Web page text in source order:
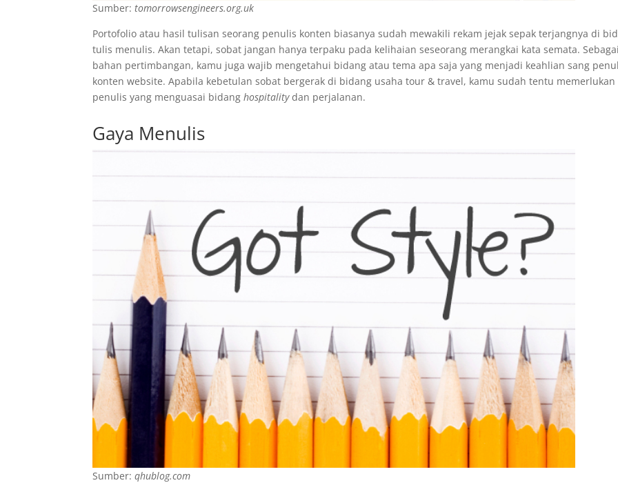
Sumber:tomorrowsengineers.org.uk
Portofolio atau hasil tulisan seorang penulis konten biasanya sudah mewakili rekam jejak sepak terjangnya di
tulis menulis. Akan tetapi, sobat jangan hanya terpaku pada kelihaian seseorang merangkai kata semata.
bahan pertimbangan, kamu juga wajib mengetahui bidang atau tema apa saja yang menjadi keahlian sang
konten website. Apabila kebetulan sobat bergerak di bidang usaha tour & travel, kamu sudah tentu memerlukan
penulis yang menguasai bidanghospitalitydan perjalanan.
Gaya Menulis
Sumber:qhublog.com